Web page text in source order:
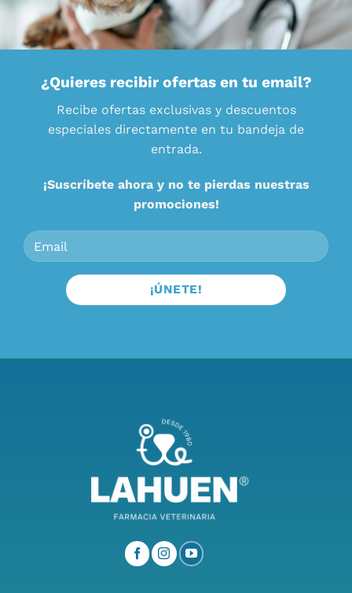
¿Quieres recibir ofertas en tu email?
Recibe ofertas exclusivas y descuentos
especiales directamente en tu bandeja de
entrada.
¡Suscríbete ahora y no te pierdas nuestras
promociones!